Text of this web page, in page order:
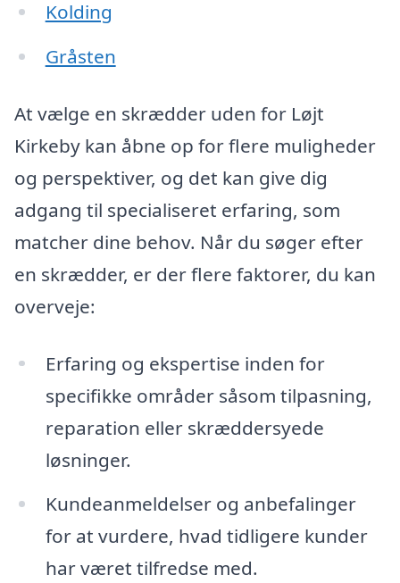
Kolding
Gråsten
At vælge en skrædder uden for Løjt
Kirkeby kan åbne op for flere muligheder
og perspektiver, og det kan give dig
adgang til specialiseret erfaring, som
matcher dine behov. Når du søger efter
en skrædder, er der flere faktorer, du kan
overveje:
Erfaring og ekspertise inden for
specifikke områder såsom tilpasning,
reparation eller skræddersyede
løsninger.
Kundeanmeldelser og anbefalinger
for at vurdere, hvad tidligere kunder
har været tilfredse med.